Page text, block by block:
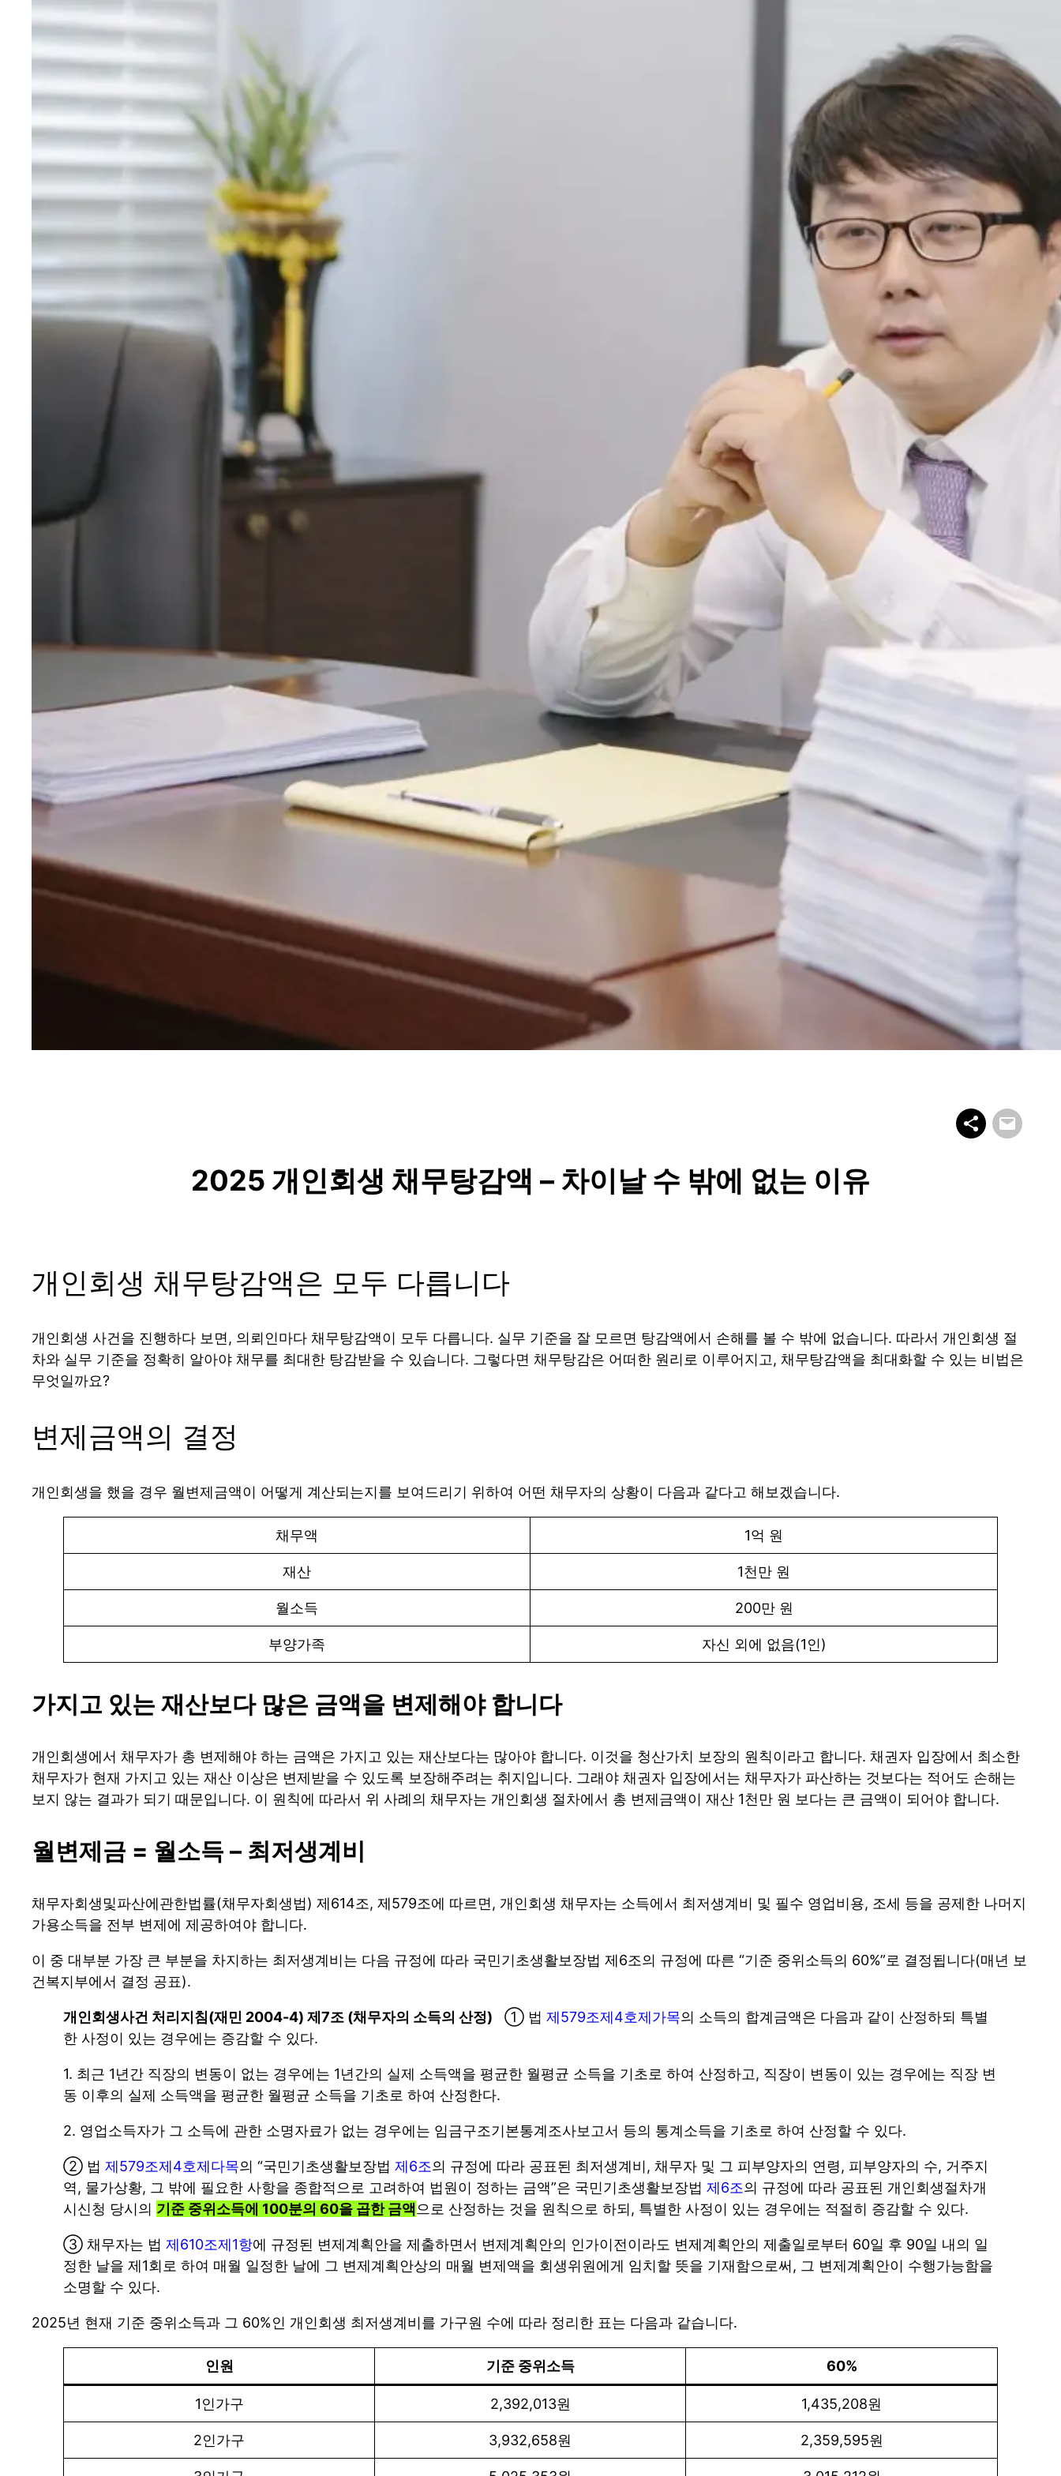
2025 개인회생 채무탕감액 – 차이날 수 밖에 없는 이유
개인회생 채무탕감액은 모두 다릅니다
개인회생 사건을 진행하다 보면, 의뢰인마다 채무탕감액이 모두 다릅니다. 실무 기준을 잘 모르면 탕감액에서 손해를 볼 수 밖에 없습니다. 따라서 개인회생 절
차와 실무 기준을 정확히 알아야 채무를 최대한 탕감받을 수 있습니다. 그렇다면 채무탕감은 어떠한 원리로 이루어지고, 채무탕감액을 최대화할 수 있는 비법은
무엇일까요?
변제금액의 결정
개인회생을 했을 경우 월변제금액이 어떻게 계산되는지를 보여드리기 위하여 어떤 채무자의 상황이 다음과 같다고 해보겠습니다.
채무액 1억 원
재산 1천만 원
월소득 200만 원
부양가족 자신 외에 없음(1인)
가지고 있는 재산보다 많은 금액을 변제해야 합니다
개인회생에서 채무자가 총 변제해야 하는 금액은 가지고 있는 재산보다는 많아야 합니다. 이것을 청산가치 보장의 원칙이라고 합니다. 채권자 입장에서 최소한
채무자가 현재 가지고 있는 재산 이상은 변제받을 수 있도록 보장해주려는 취지입니다. 그래야 채권자 입장에서는 채무자가 파산하는 것보다는 적어도 손해는
보지 않는 결과가 되기 때문입니다. 이 원칙에 따라서 위 사례의 채무자는 개인회생 절차에서 총 변제금액이 재산 1천만 원 보다는 큰 금액이 되어야 합니다.
월변제금 = 월소득 – 최저생계비
채무자회생및파산에관한법률(채무자회생법) 제614조, 제579조에 따르면, 개인회생 채무자는 소득에서 최저생계비 및 필수 영업비용, 조세 등을 공제한 나머지
가용소득을 전부 변제에 제공하여야 합니다.
이 중 대부분 가장 큰 부분을 차지하는 최저생계비는 다음 규정에 따라 국민기초생활보장법 제6조의 규정에 따른 “기준 중위소득의 60%”로 결정됩니다(매년 보
건복지부에서 결정 공표).
개인회생사건 처리지침(재민 2004-4) 제7조 (채무자의 소득의 산정) ① 법 제579조제4호제가목의 소득의 합계금액은 다음과 같이 산정하되 특별
한 사정이 있는 경우에는 증감할 수 있다.
1. 최근 1년간 직장의 변동이 없는 경우에는 1년간의 실제 소득액을 평균한 월평균 소득을 기초로 하여 산정하고, 직장이 변동이 있는 경우에는 직장 변
동 이후의 실제 소득액을 평균한 월평균 소득을 기초로 하여 산정한다.
2. 영업소득자가 그 소득에 관한 소명자료가 없는 경우에는 임금구조기본통계조사보고서 등의 통계소득을 기초로 하여 산정할 수 있다.
② 법 제579조제4호제다목의 “국민기초생활보장법 제6조의 규정에 따라 공표된 최저생계비, 채무자 및 그 피부양자의 연령, 피부양자의 수, 거주지
역, 물가상황, 그 밖에 필요한 사항을 종합적으로 고려하여 법원이 정하는 금액”은 국민기초생활보장법 제6조의 규정에 따라 공표된 개인회생절차개
시신청 당시의 기준 중위소득에 100분의 60을 곱한 금액 으로 산정하는 것을 원칙으로 하되, 특별한 사정이 있는 경우에는 적절히 증감할 수 있다.
③ 채무자는 법 제610조제1항에 규정된 변제계획안을 제출하면서 변제계획안의 인가이전이라도 변제계획안의 제출일로부터 60일 후 90일 내의 일
정한 날을 제1회로 하여 매월 일정한 날에 그 변제계획안상의 매월 변제액을 회생위원에게 임치할 뜻을 기재함으로써, 그 변제계획안이 수행가능함을
소명할 수 있다.
2025년 현재 기준 중위소득과 그 60%인 개인회생 최저생계비를 가구원 수에 따라 정리한 표는 다음과 같습니다.
인원 기준 중위소득 60%
1인가구 2,392,013원 1,435,208원
2인가구 3,932,658원 2,359,595원